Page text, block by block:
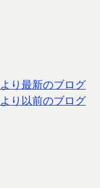
より最新のブログ
より以前のブログ